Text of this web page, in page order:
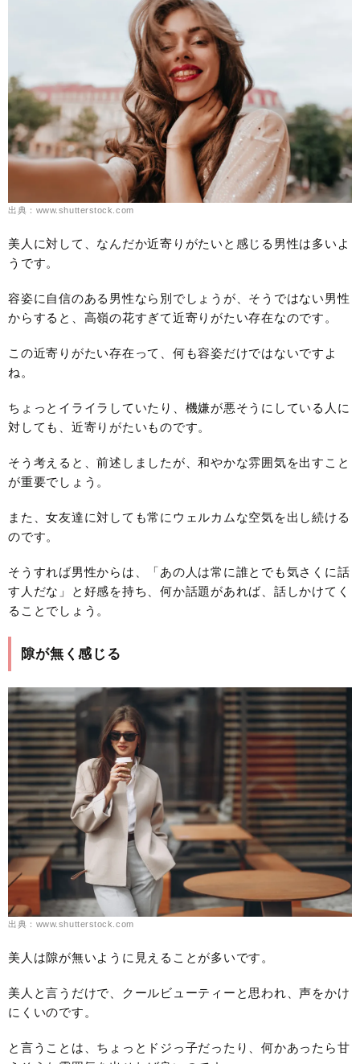
出典：www.shutterstock.com
美人に対して、なんだか近寄りがたいと感じる男性は多いよ
うです。
容姿に自信のある男性なら別でしょうが、そうではない男性
からすると、高嶺の花すぎて近寄りがたい存在なのです。
この近寄りがたい存在って、何も容姿だけではないですよ
ね。
ちょっとイライラしていたり、機嫌が悪そうにしている人に
対しても、近寄りがたいものです。
そう考えると、前述しましたが、和やかな雰囲気を出すこと
が重要でしょう。
また、女友達に対しても常にウェルカムな空気を出し続ける
のです。
そうすれば男性からは、「あの人は常に誰とでも気さくに話
す人だな」と好感を持ち、何か話題があれば、話しかけてく
ることでしょう。
隙が無く感じる
出典：www.shutterstock.com
美人は隙が無いように見えることが多いです。
美人と言うだけで、クールビューティーと思われ、声をかけ
にくいのです。
と言うことは、ちょっとドジっ子だったり、何かあったら甘